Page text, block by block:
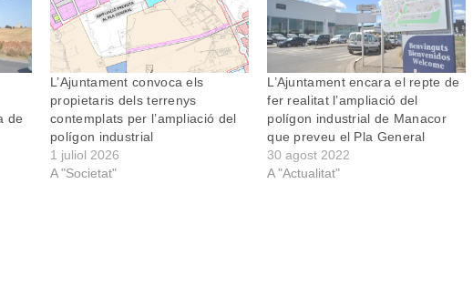
de
L’Ajuntament convoca els
propietaris dels terrenys
contemplats per l’ampliació del
polígon industrial
1 juliol 2026
A "Societat"
L’Ajuntament encara el repte de
fer realitat l’ampliació del
polígon industrial de Manacor
que preveu el Pla General
30 agost 2022
A "Actualitat"